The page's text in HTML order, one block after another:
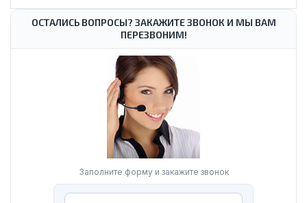
ОСТАЛИСЬ ВОПРОСЫ? ЗАКАЖИТЕ ЗВОНОК И МЫ ВАМ
ПЕРЕЗВОНИМ!
Заполните форму и закажите звонок